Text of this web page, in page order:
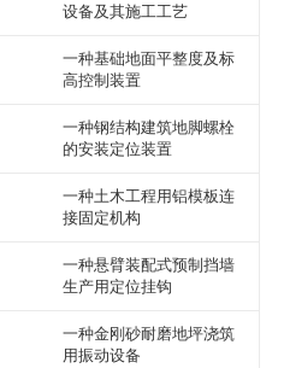
设备及其施工工艺
一种基础地面平整度及标
高控制装置
一种钢结构建筑地脚螺栓
的安装定位装置
一种土木工程用铝模板连
接固定机构
一种悬臂装配式预制挡墙
生产用定位挂钩
一种金刚砂耐磨地坪浇筑
用振动设备